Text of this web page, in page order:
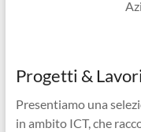
Progetti &
Presentiamo una
in ambito ICT, che